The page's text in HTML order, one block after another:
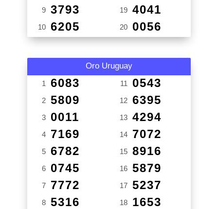
9 3793
10 6205
19 4041
20 0056
Oro Uruguay
1 6083
2 5809
3 0011
4 7169
5 6782
6 0745
7 7772
8 5316
11 0543
12 6395
13 4294
14 7072
15 8916
16 5879
17 5237
18 1653